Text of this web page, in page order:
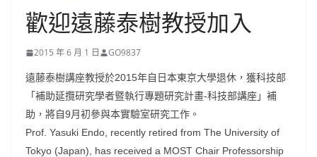
歡迎遠藤泰樹教授加入
2015 年 6 月 1 日 GO9837
遠藤泰樹講座教授於2015年自日本東京大學退休，獲科技部
「補助延攬研究學者暨執行專題研究計畫-科技部講座」補
助，將自9月初參與本實驗室研究工作。
Prof. Yasuki Endo, recently retired from The University of
Tokyo (Japan), has received a MOST Chair Professorship